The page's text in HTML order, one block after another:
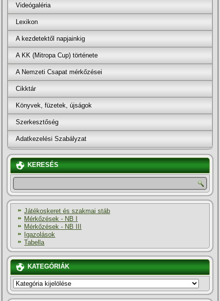
Videógaléria
Lexikon
A kezdetektől napjainkig
A KK (Mitropa Cup) története
A Nemzeti Csapat mérkőzései
Cikktár
Könyvek, füzetek, újságok
Szerkesztőség
Adatkezelési Szabályzat
KERESÉS
Játékoskeret és szakmai stáb
Mérkőzések - NB I
Mérkőzések - NB III
Igazolások
Tabella
KATEGÓRIÁK
KATEGÓRIÁK